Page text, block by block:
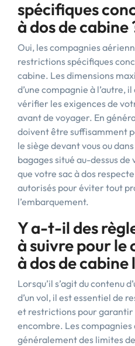
spécifiques
à dos de cabine
Oui, les compagnies
restrictions spécifiques
cabine. Les dimensions
d’une compagnie à l’autre,
vérifier les exigences de
avant de voyager. En
doivent être suffisamment
le siège devant vous ou
bagages situé au-dessus
que votre sac à dos
autorisés pour éviter tout
l’embarquement.
Y a-t-il des
à suivre pour le
à dos de cabine
Lorsqu’il s’agit du contenu
d’un vol, il est essentiel de
et restrictions pour garantir
encombre. Les
généralement des limites